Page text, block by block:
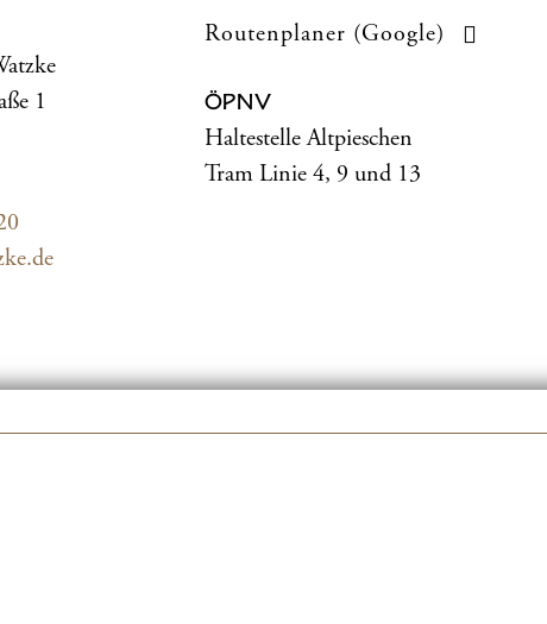
1
Routenplaner (Google)
ÖPNV
Haltestelle Altpieschen
Tram Linie 4, 9 und 13